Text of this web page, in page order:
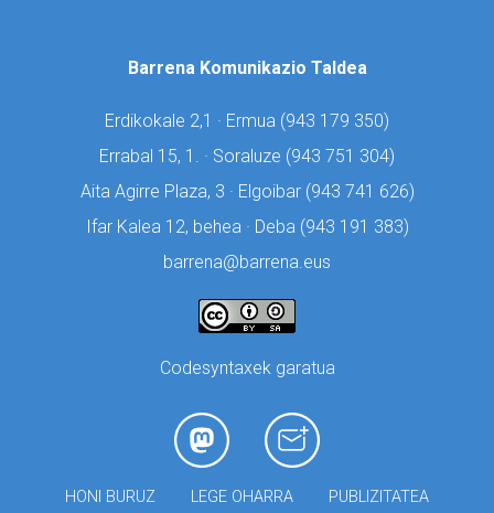
Barrena Komunikazio Taldea
Erdikokale 2,1 · Ermua (943 179 350)
Errabal 15, 1. · Soraluze (943 751 304)
Aita Agirre Plaza, 3 · Elgoibar (943 741 626)
Ifar Kalea 12, behea · Deba (943 191 383)
barrena@barrena.eus
Codesyntaxek garatua
HONI BURUZ LEGE OHARRA PUBLIZITATEA